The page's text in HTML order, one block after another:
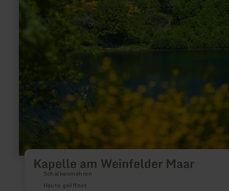
Kapelle am Weinfelder Maar
Schalkenmehren
Heute geöffnet